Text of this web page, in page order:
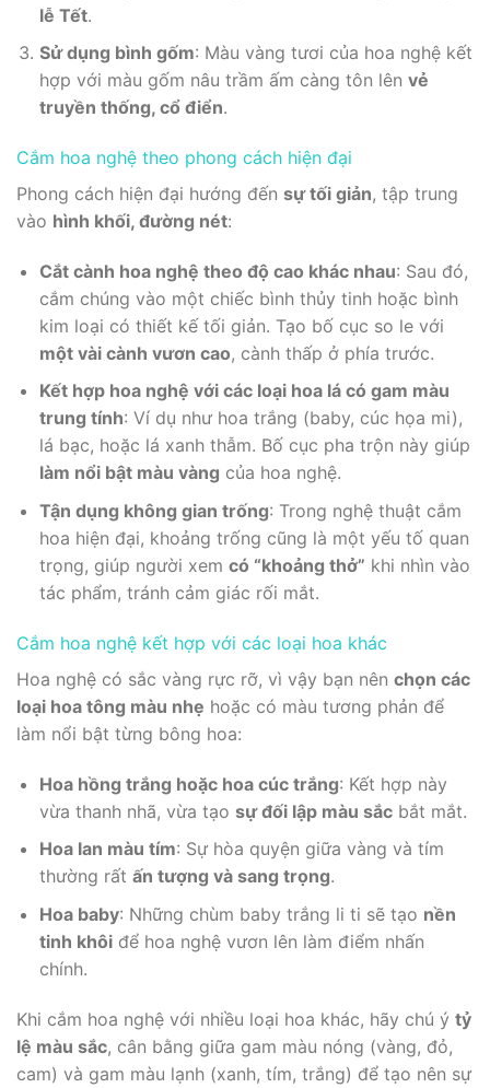
lễ Tết.
Sử dụng bình gốm: Màu vàng tươi của hoa nghệ kết
hợp với màu gốm nâu trầm ấm càng tôn lên vẻ
truyền thống, cổ điển.
Cắm hoa nghệ theo phong cách hiện đại
Phong cách hiện đại hướng đến sự tối giản, tập trung
vào hình khối, đường nét:
Cắt cành hoa nghệ theo độ cao khác nhau: Sau đó,
cắm chúng vào một chiếc bình thủy tinh hoặc bình
kim loại có thiết kế tối giản. Tạo bố cục so le với
một vài cành vươn cao, cành thấp ở phía trước.
Kết hợp hoa nghệ với các loại hoa lá có gam màu
trung tính: Ví dụ như hoa trắng (baby, cúc họa mi),
lá bạc, hoặc lá xanh thẫm. Bố cục pha trộn này giúp
làm nổi bật màu vàng của hoa nghệ.
Tận dụng không gian trống: Trong nghệ thuật cắm
hoa hiện đại, khoảng trống cũng là một yếu tố quan
trọng, giúp người xem có “khoảng thở” khi nhìn vào
tác phẩm, tránh cảm giác rối mắt.
Cắm hoa nghệ kết hợp với các loại hoa khác
Hoa nghệ có sắc vàng rực rỡ, vì vậy bạn nên chọn các
loại hoa tông màu nhẹ hoặc có màu tương phản để
làm nổi bật từng bông hoa:
Hoa hồng trắng hoặc hoa cúc trắng: Kết hợp này
vừa thanh nhã, vừa tạo sự đối lập màu sắcbắt mắt.
Hoa lan màu tím: Sự hòa quyện giữa vàng và tím
thường rất ấn tượng và sang trọng.
Hoa baby: Những chùm baby trắng li ti sẽ tạo nền
tinh khôiđể hoa nghệ vươn lên làm điểm nhấn
chính.
Khi cắm hoa nghệ với nhiều loại hoa khác, hãy chú ý tỷ
lệ màu sắc, cân bằng giữa gam màu nóng (vàng, đỏ,
cam) và gam màu lạnh (xanh, tím, trắng) để tạo nên sự